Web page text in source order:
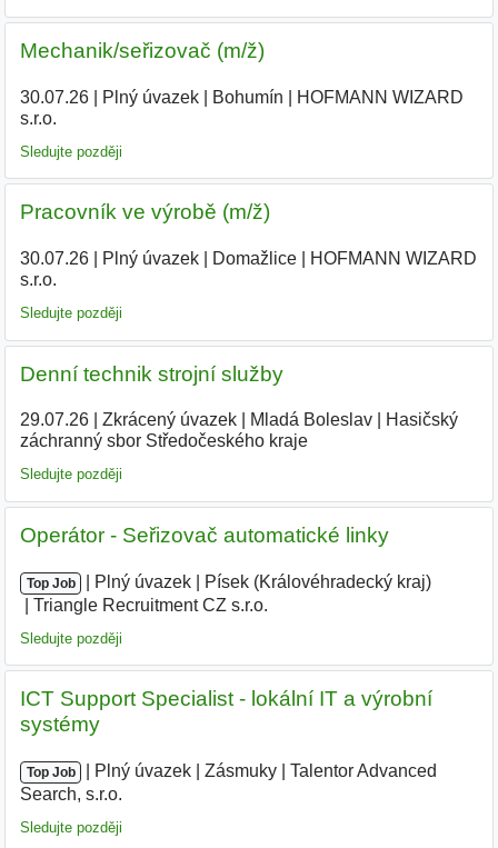
Mechanik/seřizovač (m/ž)
30.07.26| Plný úvazek| Bohumín
HOFMANN WIZARD
s.r.o.
Sledujte později
Pracovník ve výrobě (m/ž)
30.07.26| Plný úvazek| Domažlice|
HOFMANN WIZARD
s.r.o.
Sledujte později
Denní technik strojní služby
29.07.26| Zkrácený úvazek| Mladá Boleslav|
Hasičský
záchranný sbor Středočeského kraje|
Sledujte později
Operátor - Seřizovač automatické linky
Top Job Plný úvazek Písek (Královéhradecký kraj)
Triangle Recruitment CZ s.r.o.
Sledujte později
ICT Support Specialist - lokální IT a výrobní
systémy
Top Job Plný úvazek Zásmuky
Talentor Advanced
Search, s.r.o.
Sledujte později